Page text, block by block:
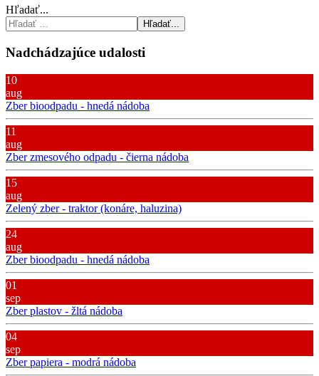
Hľadať...
Hľadať...
Nadchádzajúce udalosti
10
aug
Zber bioodpadu - hnedá nádoba
11
aug
Zber zmesového odpadu - čierna nádoba
15
aug
Zelený zber - traktor (konáre, haluzina)
24
aug
Zber bioodpadu - hnedá nádoba
01
sep
Zber plastov - žltá nádoba
04
sep
Zber papiera - modrá nádoba